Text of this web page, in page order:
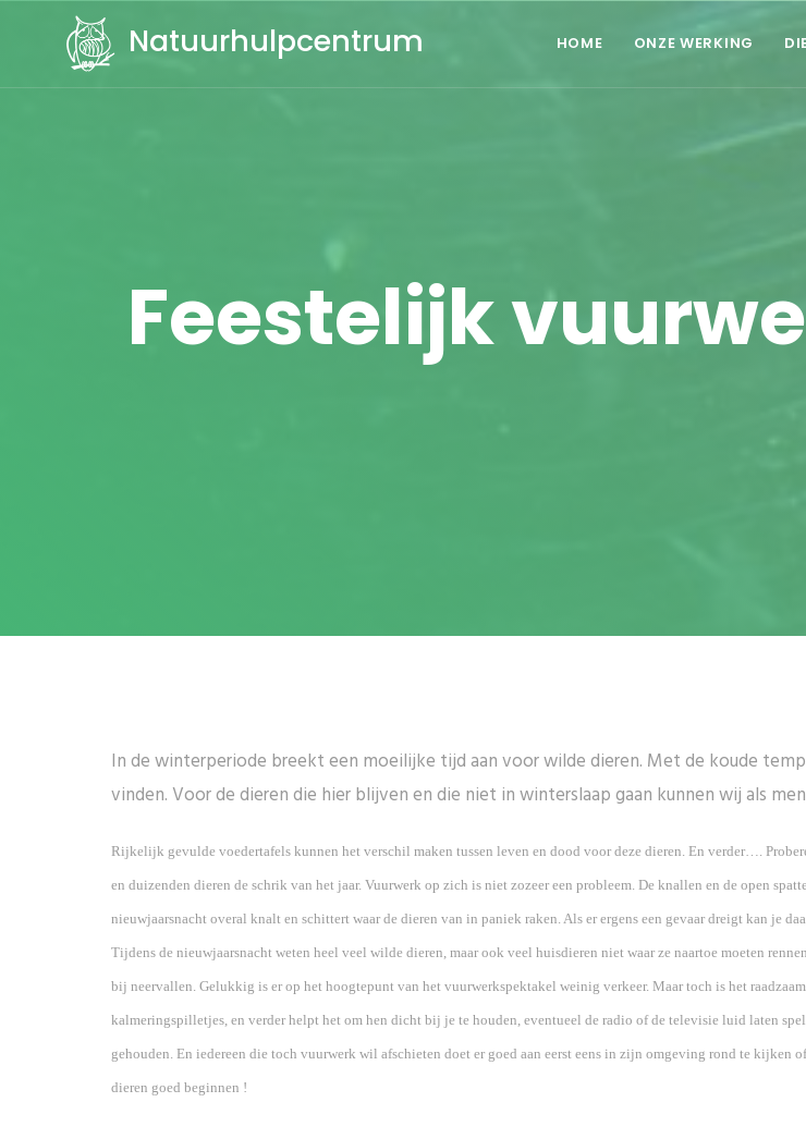
Natuurhulpcentrum HOME ONZE WERKING
Feestelijk
In de winterperiode breekt een moeilijke tijd aan voor wilde dieren. Met de koude
vinden. Voor de dieren die hier blijven en die niet in winterslaap gaan kunnen wij als
Rijkelijk gevulde voedertafels kunnen het verschil maken tussen leven en dood voor deze dieren. En verder….
en duizenden dieren de schrik van het jaar. Vuurwerk op zich is niet zozeer een probleem. De knallen en de open
nieuwjaarsnacht overal knalt en schittert waar de dieren van in paniek raken. Als er ergens een gevaar dreigt kan je
Tijdens de nieuwjaarsnacht weten heel veel wilde dieren, maar ook veel huisdieren niet waar ze naartoe moeten
bij neervallen. Gelukkig is er op het hoogtepunt van het vuurwerkspektakel weinig verkeer. Maar toch is het
kalmeringspilletjes, en verder helpt het om hen dicht bij je te houden, eventueel de radio of de televisie luid laten
gehouden. En iedereen die toch vuurwerk wil afschieten doet er goed aan eerst eens in zijn omgeving rond te
dieren goed beginnen !